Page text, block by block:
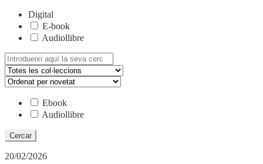
Digital
E-book
Audiollibre
Cerca:
Ebook
Audiollibre
20/02/2026